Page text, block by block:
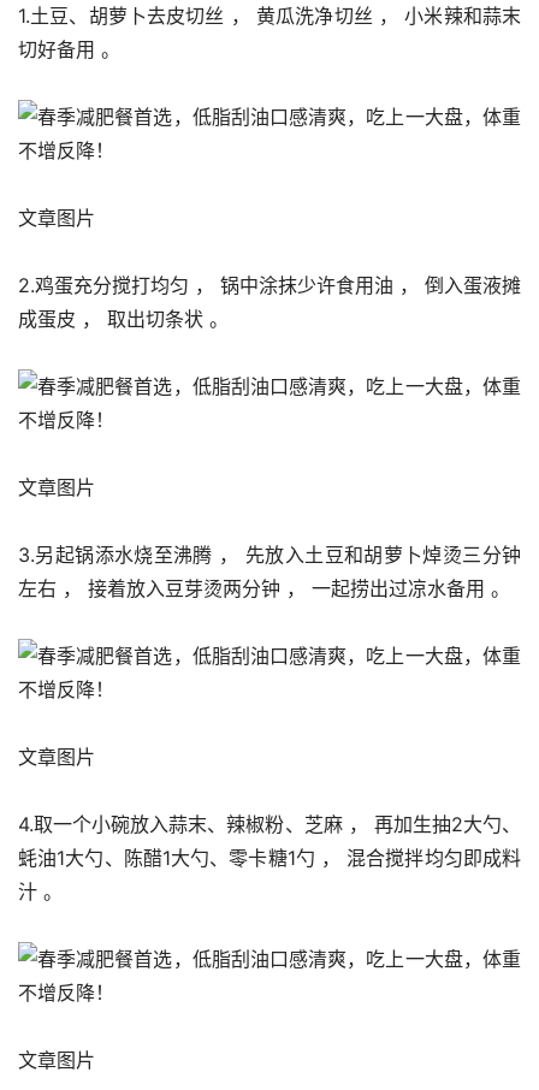
1.土豆、胡萝卜去皮切丝 ， 黄瓜洗净切丝 ， 小米辣和蒜末
切好备用 。
文章图片
2.鸡蛋充分搅打均匀 ， 锅中涂抹少许食用油 ， 倒入蛋液摊
成蛋皮 ， 取出切条状 。
文章图片
3.另起锅添水烧至沸腾 ， 先放入土豆和胡萝卜焯烫三分钟
左右 ， 接着放入豆芽烫两分钟 ， 一起捞出过凉水备用 。
文章图片
4.取一个小碗放入蒜末、辣椒粉、芝麻 ， 再加生抽2大勺、
蚝油1大勺、陈醋1大勺、零卡糖1勺 ， 混合搅拌均匀即成料
汁 。
文章图片